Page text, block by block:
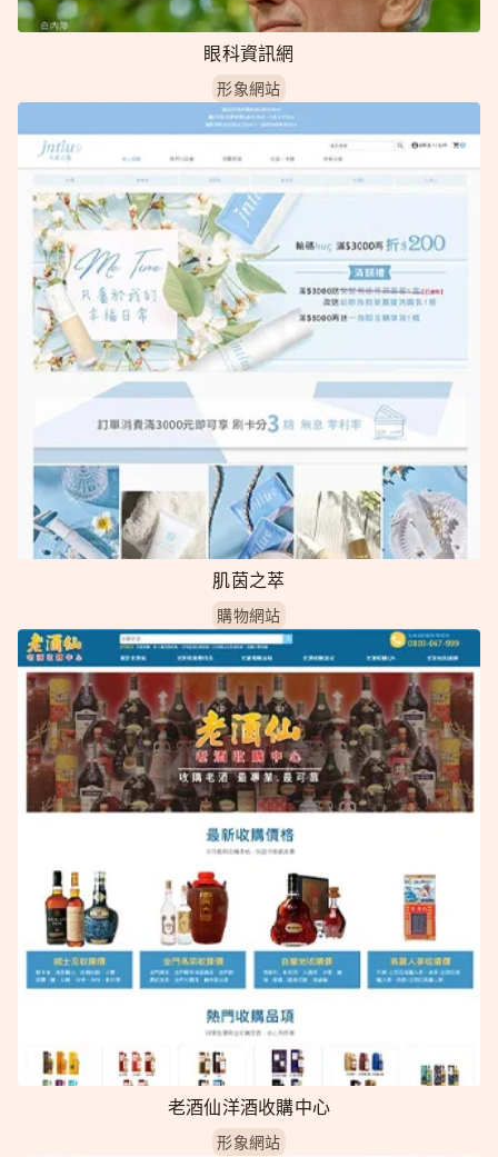
眼科資訊網
形象網站
肌茵之萃
購物網站
老酒仙洋酒收購中心
形象網站